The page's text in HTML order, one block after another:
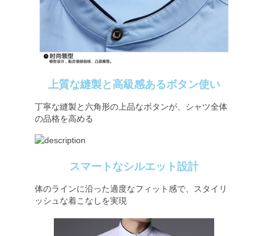
上質な縫製と高級感あるボタン使い
丁寧な縫製と六角形の上品なボタンが、シャツ全体
の品格を高める
スマートなシルエット設計
体のラインに沿った適度なフィット感で、スタイリ
ッシュな着こなしを実現